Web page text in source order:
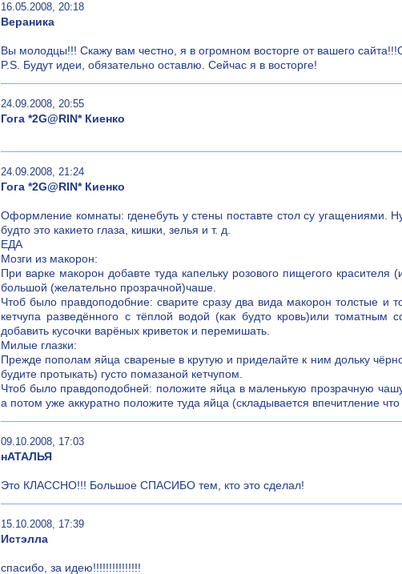
16.05.2008, 20:18
Вераника
Вы молодцы!!! Скажу вам честно, я в огромном восторге от вашего
P.S. Будут идеи, обязательно оставлю. Сейчас я в восторге!
24.09.2008, 20:55
Гога *2G@RIN* Киенко
24.09.2008, 21:24
Гога *2G@RIN* Киенко
Оформление комнаты: гденебуть у стены поставте стол су угащениями.
будто это какието глаза, кишки, зелья и т. д.
ЕДА
Мозги из макорон:
При варке макорон добавте туда капельку розового пищегого
большой (желательно прозрачной)чаше.
Чтоб было правдоподобние: сварите сразу два вида макорон толстые и
кетчупа разведённого с тёплой водой (как будто кровь)или
добавить кусочки варёных криветок и перемишать.
Милые глазки:
Прежде пополам яйца свареные в крутую и приделайте к ним дольку
будите протыкать) густо помазаной кетчупом.
Чтоб было правдоподобней: положите яйца в маленькую прозрачную
а потом уже аккуратно положите туда яйца (складывается впечитление
09.10.2008, 17:03
нАТАЛЬЯ
Это КЛАССНО!!! Большое СПАСИБО тем, кто это сделал!
15.10.2008, 17:39
Истэлла
спасибо, за идею!!!!!!!!!!!!!!!